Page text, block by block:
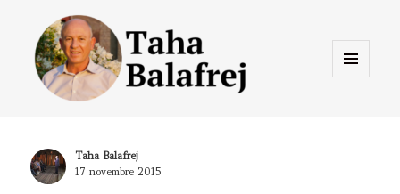
Taha Balafrej Blog
Author
Taha Balafrej
Posted
17 novembre 2015